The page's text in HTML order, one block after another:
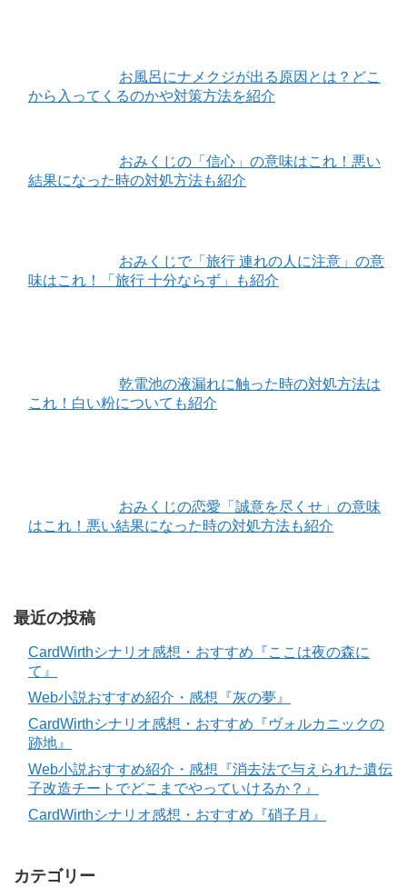
お風呂にナメクジが出る原因とは？どこ
から入ってくるのかや対策方法を紹介
おみくじの「信心」の意味はこれ！悪い
結果になった時の対処方法も紹介
おみくじで「旅行 連れの人に注意」の意
味はこれ！「旅行 十分ならず」も紹介
乾電池の液漏れに触った時の対処方法は
これ！白い粉についても紹介
おみくじの恋愛「誠意を尽くせ」の意味
はこれ！悪い結果になった時の対処方法も紹介
最近の投稿
CardWirthシナリオ感想・おすすめ『ここは夜の森に
て』
Web小説おすすめ紹介・感想『灰の夢』
CardWirthシナリオ感想・おすすめ『ヴォルカニックの
跡地』
Web小説おすすめ紹介・感想『消去法で与えられた遺伝
子改造チートでどこまでやっていけるか？』
CardWirthシナリオ感想・おすすめ『硝子月』
カテゴリー